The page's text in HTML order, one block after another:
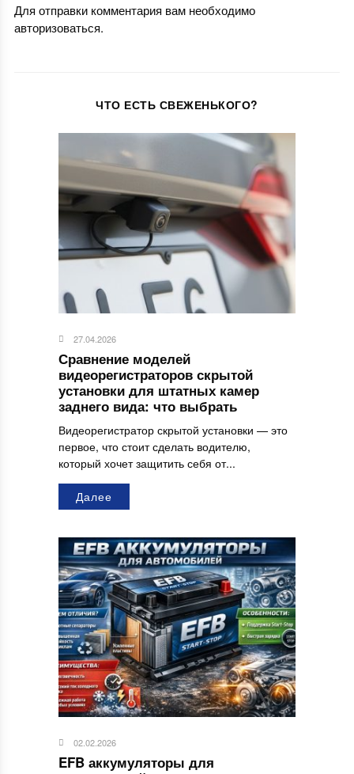
Для отправки комментария вам необходимо
авторизоваться.
ЧТО ЕСТЬ СВЕЖЕНЬКОГО?
27.04.2026
Сравнение моделей
видеорегистраторов скрытой
установки для штатных камер
заднего вида: что выбрать
Видеорегистратор скрытой установки — это
первое, что стоит сделать водителю,
который хочет защитить себя от...
Далее
02.02.2026
EFB аккумуляторы для